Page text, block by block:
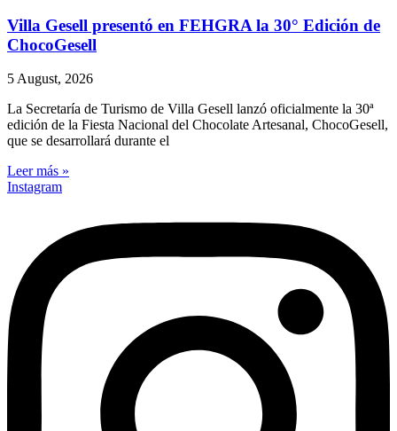
Villa Gesell presentó en FEHGRA la 30° Edición de
ChocoGesell
5 August, 2026
La Secretaría de Turismo de Villa Gesell lanzó oficialmente la 30ª
edición de la Fiesta Nacional del Chocolate Artesanal, ChocoGesell,
que se desarrollará durante el
Leer más »
Instagram